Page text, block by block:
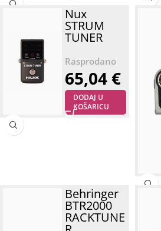
Nux
STRUM
TUNER
65,04 €
DODAJ U
KOŠARICU
Behringer
BTR2000
RACKTUNE